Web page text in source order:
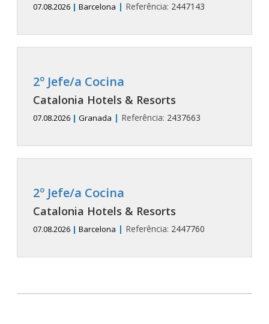
07.08.2026 | Barcelona | Referência: 2447143
2º Jefe/a Cocina
Catalonia Hotels & Resorts
07.08.2026 | Granada | Referência: 2437663
2º Jefe/a Cocina
Catalonia Hotels & Resorts
07.08.2026 | Barcelona | Referência: 2447760